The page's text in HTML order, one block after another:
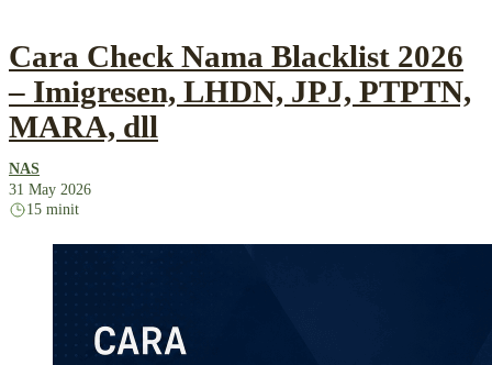
Cara Check Nama Blacklist 2026
– Imigresen, LHDN, JPJ, PTPTN,
MARA, dll
NAS
31 May 2026
15 minit